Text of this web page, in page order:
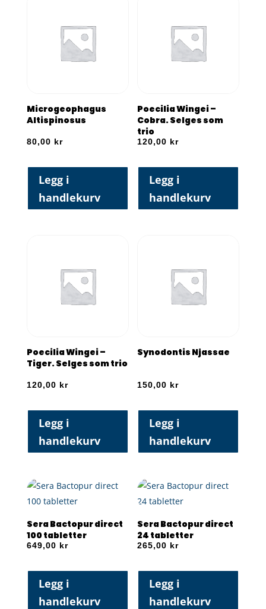
Microgeophagus
Altispinosus
80,00 kr
Legg i
handlekurv
Poecilia Wingei –
Cobra. Selges som
trio
120,00 kr
Legg i
handlekurv
Poecilia Wingei –
Tiger. Selges som trio
120,00 kr
Legg i
handlekurv
Synodontis Njassae
150,00 kr
Legg i
handlekurv
Sera Bactopur direct
100 tabletter
649,00 kr
Legg i
handlekurv
Sera Bactopur direct
24 tabletter
265,00 kr
Legg i
handlekurv